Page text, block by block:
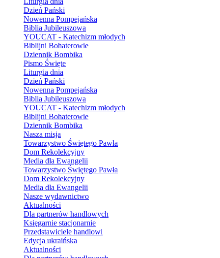
Dzień Pański
Nowenna Pompejańska
Biblia Jubileuszowa
YOUCAT - Katechizm młodych
Biblijni Bohaterowie
Dziennik Bombika
Pismo Święte
Liturgia dnia
Dzień Pański
Nowenna Pompejańska
Biblia Jubileuszowa
YOUCAT - Katechizm młodych
Biblijni Bohaterowie
Dziennik Bombika
Nasza misja
Towarzystwo Świętego Pawła
Dom Rekolekcyjny
Media dla Ewangelii
Towarzystwo Świętego Pawła
Dom Rekolekcyjny
Media dla Ewangelii
Nasze wydawnictwo
Aktualności
Dla partnerów handlowych
Księgarnie stacjonarnie
Przedstawiciele handlowi
Edycja ukraińska
Aktualności